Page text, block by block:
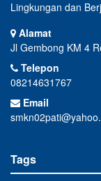
Lingkungan dan
Alamat
Jl Gembong KM 4
Telepon
08214631767
Email
Tags